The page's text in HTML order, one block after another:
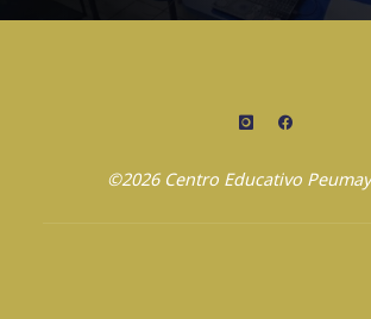
©2026 Centro Educativo